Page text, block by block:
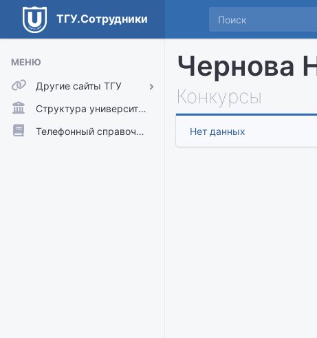
ТГУ.Сотрудники
МЕНЮ
Другие сайты ТГУ
ТГУ.Аккаунты
ТГУ.Расписание
Структура университета
Телефонный справочник
Чернова
Конкурсы
Нет данных